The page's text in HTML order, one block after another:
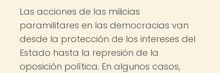
Las acciones de las milicias
paramilitares en las democracias van
desde la protección de los intereses del
Estado hasta la represión de la
oposición política. En algunos casos,